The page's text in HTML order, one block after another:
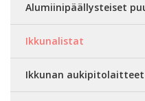
Alumiinipäällysteiset
Ikkunalistat
Ikkunan aukipitolaitteet